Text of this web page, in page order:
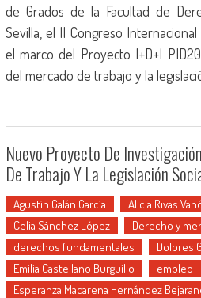
de Grados de la Facultad de
Sevilla, el II Congreso
el marco del Proyecto I+D+I
del mercado de trabajo y la
Nuevo Proyecto De
De Trabajo Y La Legislación
Agustín Galán García Alicia Rivas
Celia Sánchez López
Derecho y
derechos fundamentales
Dolores
Emilia Castellano Burguillo
empleo
Esperanza Macarena Hernández